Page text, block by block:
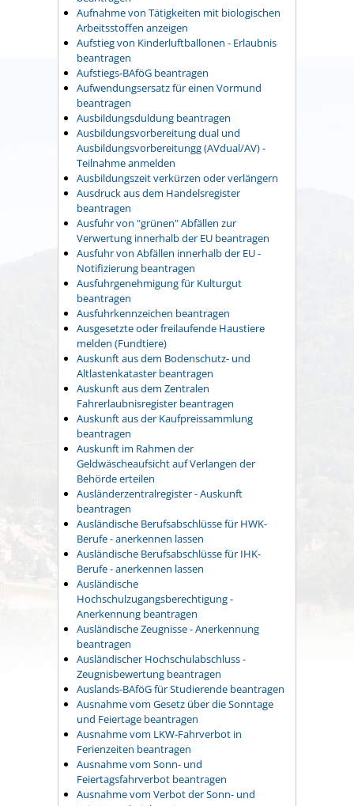
Aufnahme von Tätigkeiten mit biologischen
Arbeitsstoffen anzeigen
Aufstieg von Kinderluftballonen - Erlaubnis
beantragen
Aufstiegs-BAföG beantragen
Aufwendungsersatz für einen Vormund
beantragen
Ausbildungsduldung beantragen
Ausbildungsvorbereitung dual und
Ausbildungsvorbereitungg (AVdual/AV) -
Teilnahme anmelden
Ausbildungszeit verkürzen oder verlängern
Ausdruck aus dem Handelsregister
beantragen
Ausfuhr von "grünen" Abfällen zur
Verwertung innerhalb der EU beantragen
Ausfuhr von Abfällen innerhalb der EU -
Notifizierung beantragen
Ausfuhrgenehmigung für Kulturgut
beantragen
Ausfuhrkennzeichen beantragen
Ausgesetzte oder freilaufende Haustiere
melden (Fundtiere)
Auskunft aus dem Bodenschutz- und
Altlastenkataster beantragen
Auskunft aus dem Zentralen
Fahrerlaubnisregister beantragen
Auskunft aus der Kaufpreissammlung
beantragen
Auskunft im Rahmen der
Geldwäscheaufsicht auf Verlangen der
Behörde erteilen
Ausländerzentralregister - Auskunft
beantragen
Ausländische Berufsabschlüsse für HWK-
Berufe - anerkennen lassen
Ausländische Berufsabschlüsse für IHK-
Berufe - anerkennen lassen
Ausländische
Hochschulzugangsberechtigung -
Anerkennung beantragen
Ausländische Zeugnisse - Anerkennung
beantragen
Ausländischer Hochschulabschluss -
Zeugnisbewertung beantragen
Auslands-BAföG für Studierende beantragen
Ausnahme vom Gesetz über die Sonntage
und Feiertage beantragen
Ausnahme vom LKW-Fahrverbot in
Ferienzeiten beantragen
Ausnahme vom Sonn- und
Feiertagsfahrverbot beantragen
Ausnahme vom Verbot der Sonn- und